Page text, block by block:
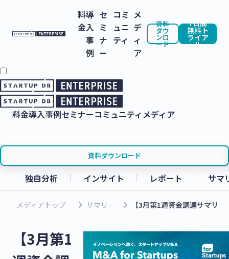
料
金
導
入
事
例
セ
ミ
ナ
ー
コミ
ュニ
ティ
メ
デ
ィ
ア
資料
ダウ
ンロ
ード
7日間
無料ト
ライア
ル
料金導入事例セミナーコミュニティ メディア
資料ダウンロード
独自分析 インサイト レポート サマ
メディアトップ keyboard_arrow_right サマリー keyboard_arrow_right 【3月第1週資金調達サマリ
【3月第1